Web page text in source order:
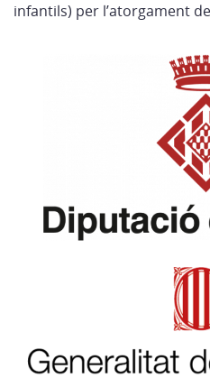
infantils) per l’atorgament de